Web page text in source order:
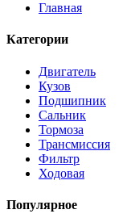
Главная
Категории
Двигатель
Кузов
Подшипник
Сальник
Тормоза
Трансмиссия
Фильтр
Ходовая
Популярное